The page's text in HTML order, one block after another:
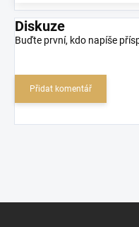
Diskuze
Buďte první, kdo napíše
Přidat komentář